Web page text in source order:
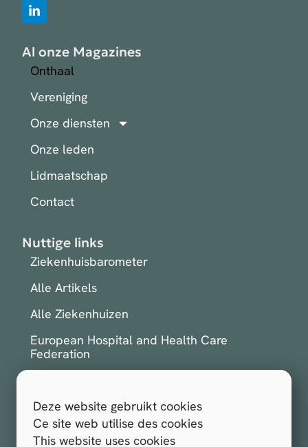
Deze website gebruikt cookies
Ce site web utilise des cookies
This website uses cookies
Al onze Magazines
Onthaal
Vereniging
Onze diensten
Onze leden
Lidmaatschap
Contact
Nuttige links
Ziekenhuisbarometer
Alle Artikels
Alle Ziekenhuizen
European Hospital and Health Care
Federation
Inschrijven voor de nieuwsbrief
Hospitals.be 2026 Alle rechten voorbehouden.